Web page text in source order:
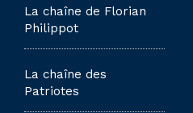
La chaîne de Florian
Philippot
La chaîne des
Patriotes